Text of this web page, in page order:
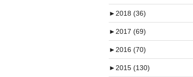
►2018 (36)
►2017 (69)
►2016 (70)
►2015 (130)